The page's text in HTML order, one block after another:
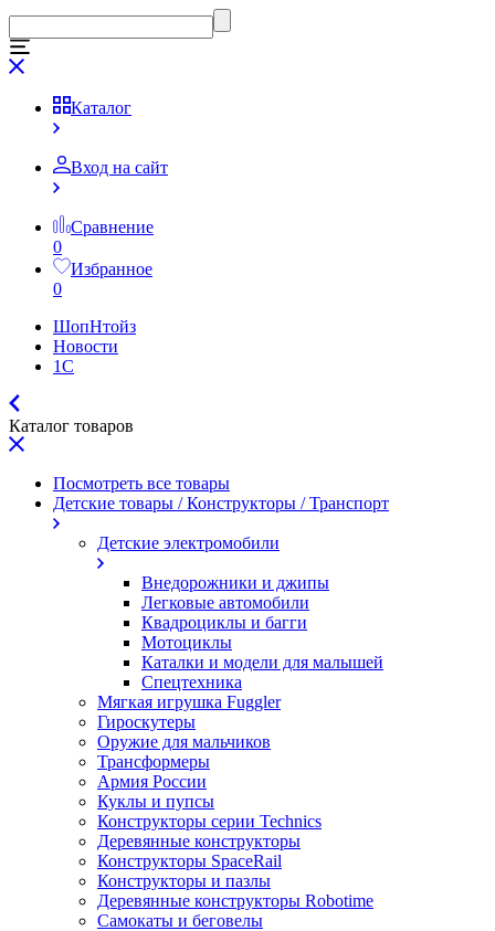
Каталог
Вход на сайт
Сравнение
0
Избранное
0
ШопНтойз
Новости
1C
Каталог товаров
Посмотреть все товары
Детские товары / Конструкторы / Транспорт
Детские электромобили
Внедорожники и джипы
Легковые автомобили
Квадроциклы и багги
Мотоциклы
Каталки и модели для малышей
Спецтехника
Мягкая игрушка Fuggler
Гироскутеры
Оружие для мальчиков
Трансформеры
Армия России
Куклы и пупсы
Конструкторы серии Technics
Деревянные конструкторы
Конструкторы SpaceRail
Конструкторы и пазлы
Деревянные конструкторы Robotime
Самокаты и беговелы